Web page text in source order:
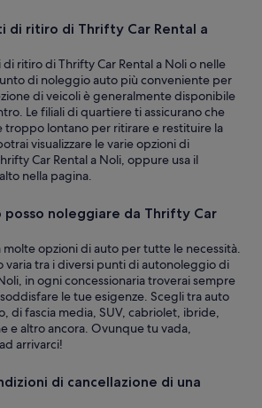
di ritiro di Thrifty Car Rental a
ritiro di Thrifty Car Rental a Noli o nelle
di noleggio auto più conveniente per
di veicoli è generalmente disponibile
Le filiali di quartiere ti assicurano che
troppo lontano per ritirare e restituire la
visualizzare le varie opzioni di
Car Rental a Noli, oppure usa il
nella pagina.
noleggiare da Thrifty Car
molte opzioni di auto per tutte le necessità.
varia tra i diversi punti di autonoleggio di
in ogni concessionaria troverai sempre
le tue esigenze. Scegli tra auto
di fascia media, SUV, cabriolet, ibride,
e altro ancora. Ovunque tu vada,
arrivarci!
di cancellazione di una